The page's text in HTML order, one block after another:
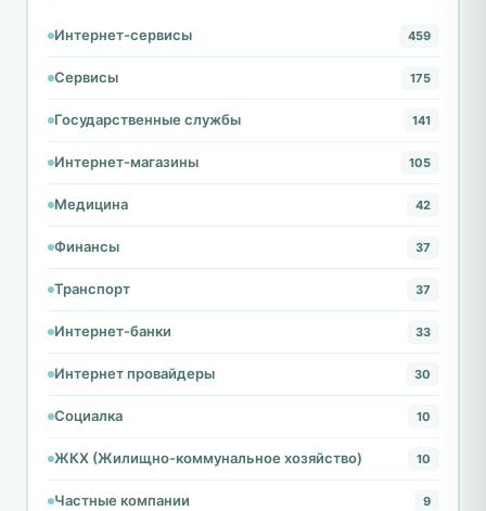
Интернет-сервисы 459
Сервисы 175
Государственные службы 141
Интернет-магазины 105
Медицина 42
Финансы 37
Транспорт 37
Интернет-банки 33
Интернет провайдеры 30
Социалка 10
ЖКХ (Жилищно-коммунальное хозяйство) 10
Частные компании 9